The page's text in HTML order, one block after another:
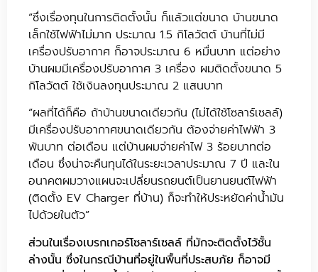
“ซึ่งเรื่องทุนในการติดตั้งนั้น ก็แล้วแต่ขนาด บ้านขนาด
เล็กใช้ไฟฟ้าไม่มาก ประมาณ 1.5 กิโลวัตต์ บ้านที่ไม่มี
เครื่องปรับอากาศ ก็อาจประมาณ 6 หมื่นบาท แต่อย่าง
บ้านผมมีเครื่องปรับอากาศ 3 เครื่อง ผมติดตั้งขนาด 5
กิโลวัตต์ ใช้เงินลงทุนประมาณ 2 แสนบาท
“ผลที่ได้ก็คือ ถ้าบ้านขนาดเดียวกัน (ไม่ได้ใช้โซลาร์เซลล์)
มีเครื่องปรับอากาศขนาดเดียวกัน ต้องจ่ายค่าไฟฟ้า 3
พันบาท ต่อเดือน แต่บ้านผมจ่ายค่าไฟ 3 ร้อยบาทต่อ
เดือน ซึ่งน่าจะคืนทุนได้ในระยะเวลาประมาณ 7 ปี และใน
อนาคตผมวางแผนจะเปลี่ยนรถยนต์เป็นยานยนต์ไฟฟ้า
(ติดตั้ง EV Charger ที่บ้าน) ก็จะทำให้ประหยัดค่าน้ำมัน
ไปด้วยในตัว”
ส่วนในเรื่องเบรกเกอร์โซลาร์เซลล์ ที่มักจะติดตั้งไว้ชั้น
ล่างนั้น ซึ่งในกรณีบ้านที่อยู่ในพื้นที่ประสบภัย ก็อาจมี